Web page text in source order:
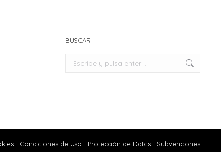
BUSCAR
Buscar:
Condiciones de Uso Protección de Datos Subvenciones